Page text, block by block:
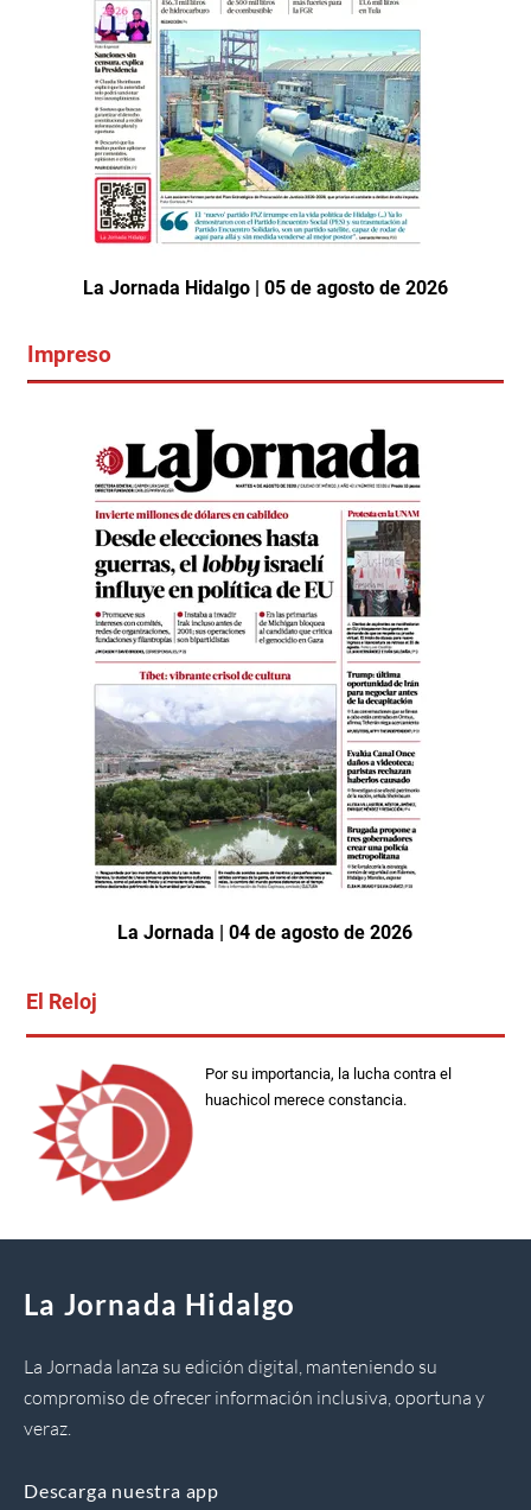
La Jornada Hidalgo | 05 de agosto de 2026
Impreso
La Jornada | 04 de agosto de 2026
El Reloj
Por su importancia, la lucha contra el
huachicol merece constancia.
La Jornada Hidalgo
La Jornada lanza su edición digital, manteniendo su
compromiso de ofrecer información inclusiva, oportuna y
veraz.
Descarga nuestra app